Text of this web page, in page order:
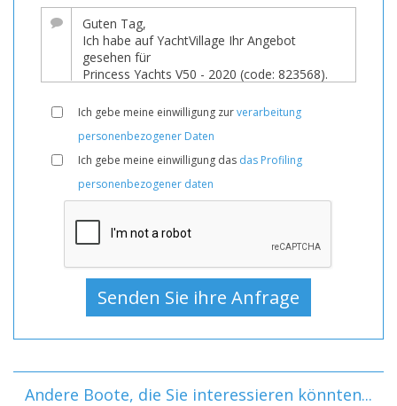
Ich gebe meine einwilligung zurverarbeitung
personenbezogener Daten
Ich gebe meine einwilligung das das Profiling
personenbezogener daten
Andere Boote, die Sie interessieren könnten...